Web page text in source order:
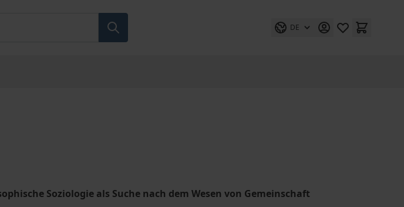
DE
Soziologie als Suche nach dem Wesen von Gemeinschaft